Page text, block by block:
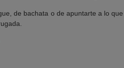
de bachata o de apuntarte a lo